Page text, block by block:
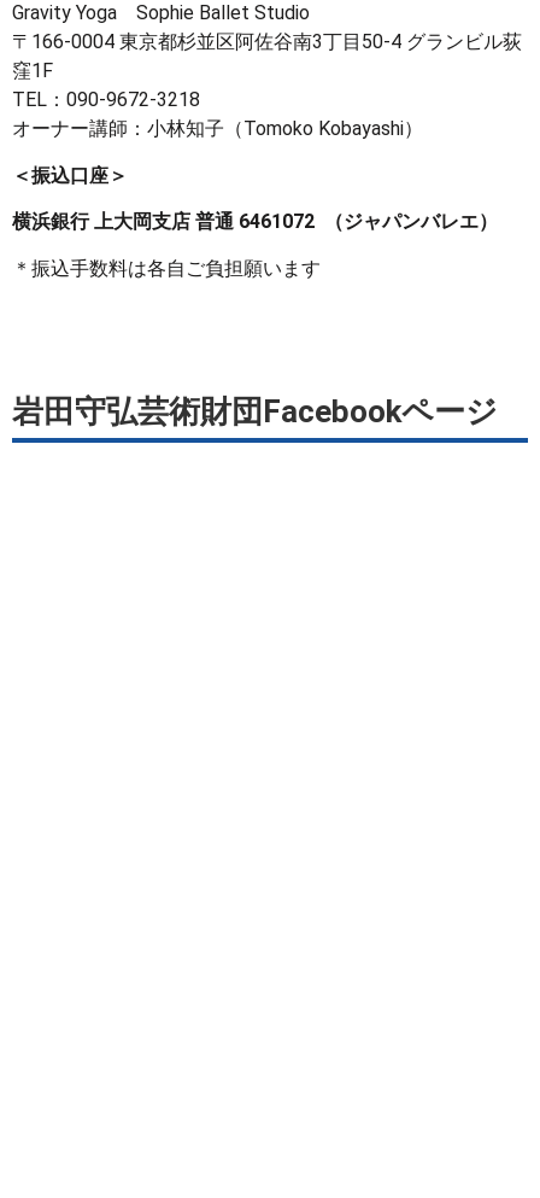
Gravity Yoga Sophie Ballet Studio
〒166-0004 東京都杉並区阿佐谷南3丁目50-4 グランビル荻
窪1F
TEL：090-9672-3218
オーナー講師：小林知子（Tomoko Kobayashi）
＜振込口座＞
横浜銀行 上大岡支店 普通 6461072 （ジャパンバレエ）
＊振込手数料は各自ご負担願います
岩田守弘芸術財団Facebookページ